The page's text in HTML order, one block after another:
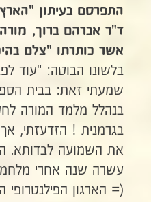
התפרסם בעיתון
ד"ר אברהם ברוך,
אשר כותרתו "צלם
בלשונו הבוטה: "עוד
שמעתי זאת: בבית
בנהלל מלמד המורה
בגרמנית ! הזדעזתי,
את השמועה לבדותא.
עשרה שנה אחרי
(= הארגון הפילנטרופי